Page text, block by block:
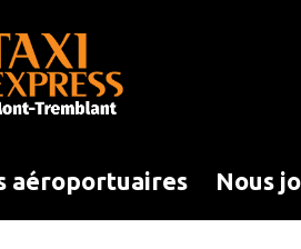
aéroportuaires Nous